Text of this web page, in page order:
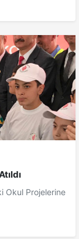
Okul Projelerine